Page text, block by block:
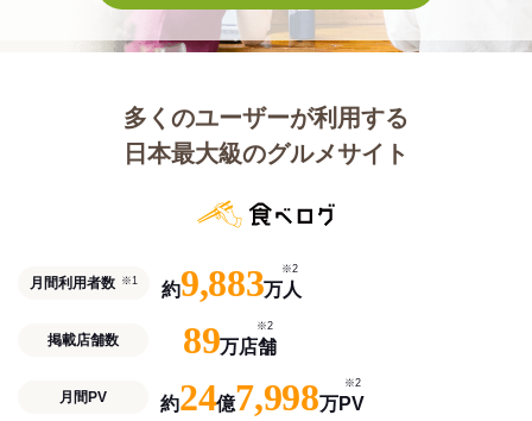
多くのユーザーが利用する
日本最大級のグルメサイト
月間利用者数 ※1 約9,883万人
※2
掲載店舗数 89万店舗
※2
月間PV 約24億7,998万PV
※2